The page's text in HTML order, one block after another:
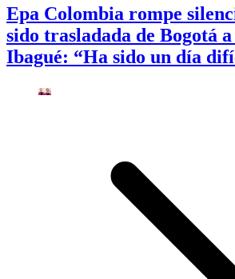
Epa Colombia rompe
sido trasladada de Bogotá
Ibagué: “Ha sido un día